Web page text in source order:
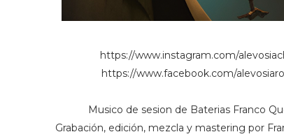
https://www.instagram.com/
https://www.facebook.com/
Musico de sesion de Baterias Franco
Grabación, edición, mezcla y mastering por